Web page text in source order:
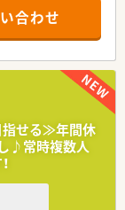
日40枚程度と比較
集しています。
なります。
頂くことが可能
右肩上がりの成
ニックモール併
ルが安定・成長・
合わせ
指せる≫年間休
♪常時複数人